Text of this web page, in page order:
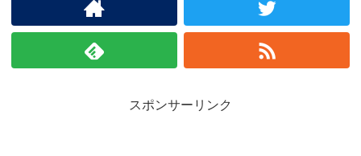
スポンサーリンク